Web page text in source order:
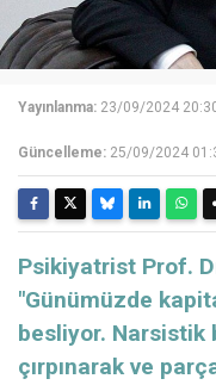
Yayınlanma: 23/09/2024
Güncelleme: 25/09/2024
Psikiyatrist Prof.
"Günümüzde
besliyor. Narsistik
çırpınarak ve